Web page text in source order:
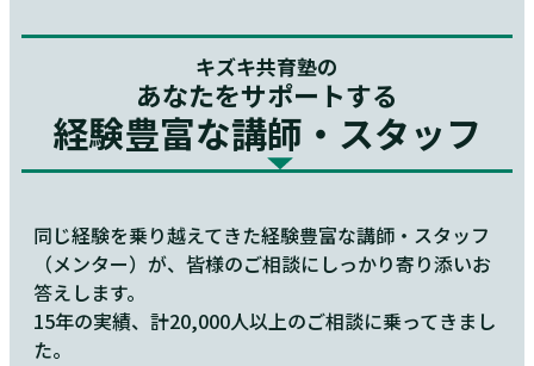
キズキ共育塾の
あなたをサポートする
経験豊富な講師・スタッフ
同じ経験を乗り越えてきた経験豊富な講師・スタッフ
（メンター）が、皆様のご相談にしっかり寄り添いお
答えします。
15年の実績、計20,000人以上のご相談に乗ってきまし
た。